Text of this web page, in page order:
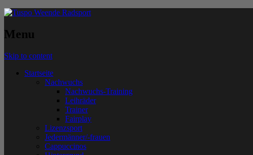
Menu
Skip to content
Startseite
Nachwuchs
Nachwuchs-Training
Leihräder
Trainer
Fairplay
Lizenzsport
Jedermänner/-frauen
Cappuccinos